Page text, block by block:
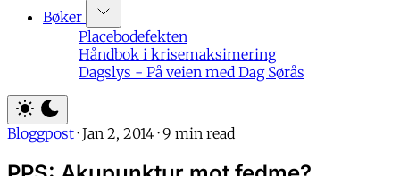
Bøker
Placebodefekten
Håndbok i krisemaksimering
Dagslys - På veien med Dag Sørås
Bloggpost · Jan 2, 2014 · 9 min read